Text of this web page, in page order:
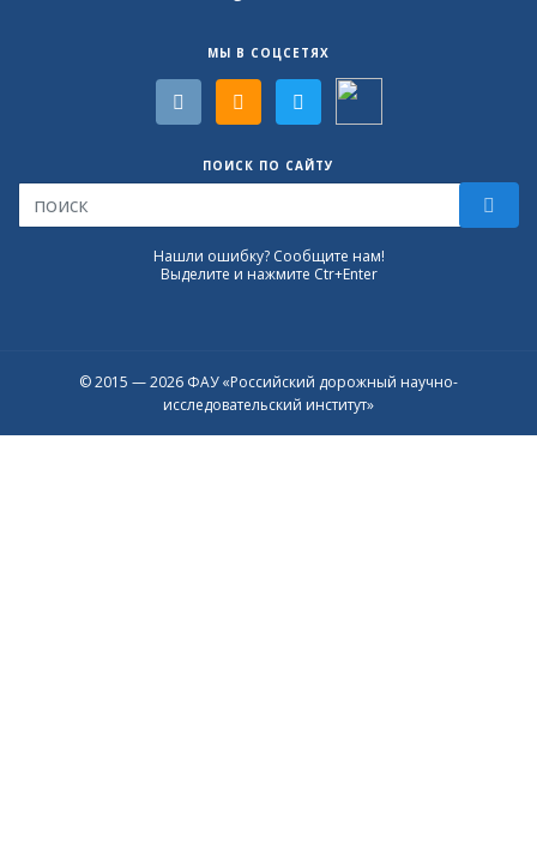
МЫ В СОЦСЕТЯХ
ПОИСК ПО САЙТУ
Нашли ошибку? Сообщите нам!
Выделите и нажмите Ctr+Enter
© 2015 — 2026 ФАУ «Российский дорожный научно-
исследовательский институт»